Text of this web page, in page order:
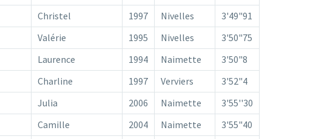
Christel 1997 Nivelles
3'49"91
Valérie 1995 Nivelles
3'50"75
Laurence 1994 Naimette
3'50"8
Charline 1997 Verviers
3'52"4
Julia 2006 Naimette
3'55''30
Camille 2004 Naimette
3'55"40